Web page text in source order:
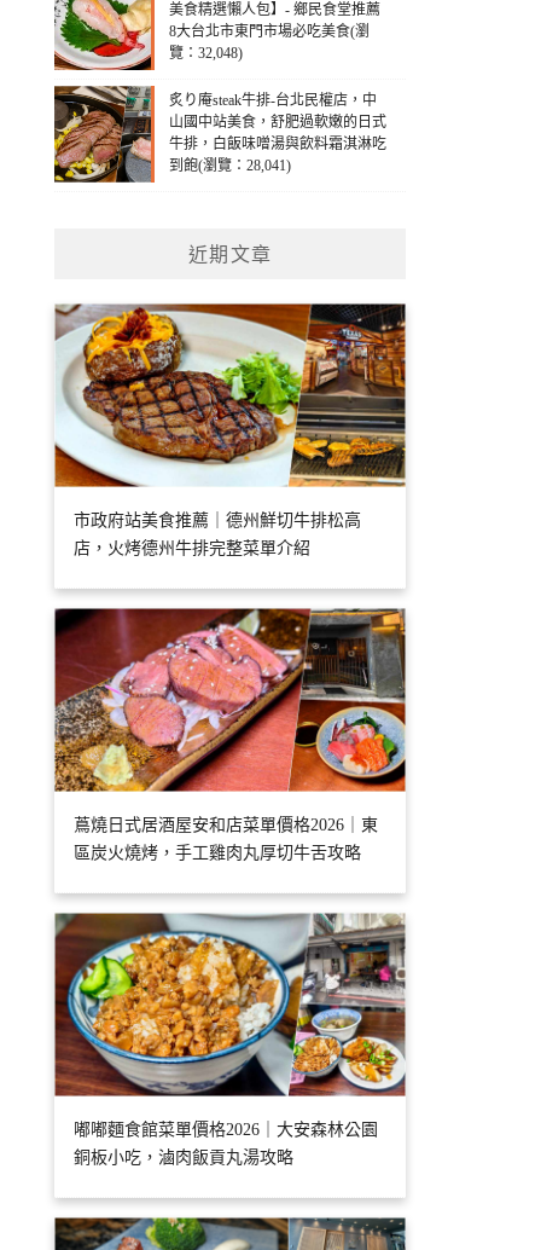
美食精選懶人包】- 鄉民食堂推薦
8大台北市東門市場必吃美食(瀏
覽：32,048)
炙り庵steak牛排-台北民權店，中
山國中站美食，舒肥過軟嫩的日式
牛排，白飯味噌湯與飲料霜淇淋吃
到飽(瀏覽：28,041)
近期文章
市政府站美食推薦｜德州鮮切牛排松高
店，火烤德州牛排完整菜單介紹
蔦燒日式居酒屋安和店菜單價格2026｜東
區炭火燒烤，手工雞肉丸厚切牛舌攻略
嘟嘟麵食館菜單價格2026｜大安森林公園
銅板小吃，滷肉飯貢丸湯攻略